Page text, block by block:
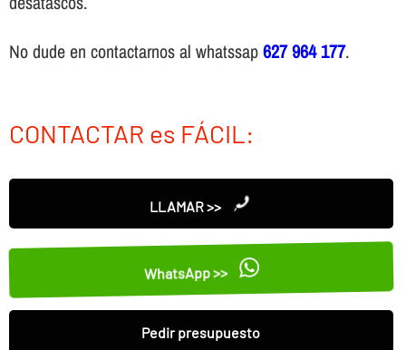
No dude en contactarnos al whatssap627 964 177.
CONTACTAR es FÁCIL:
LLAMAR >>
WhatsApp >>
Pedir presupuesto